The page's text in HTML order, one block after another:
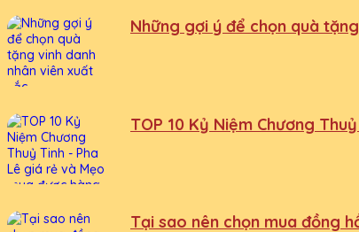
Những gợi ý để chọn quà
TOP 10 Kỷ Niệm Chương
Tại sao nên chọn mua đồng